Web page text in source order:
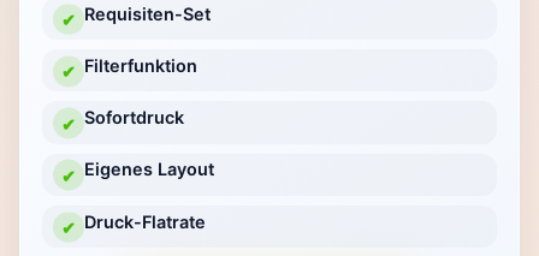
✔ Requisiten-Set
✔ Filterfunktion
✔ Sofortdruck
✔ Eigenes Layout
✔ Druck-Flatrate